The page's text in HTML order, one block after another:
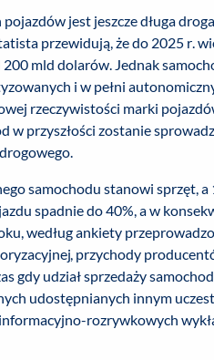
jest jeszcze długa
przewidują, że do 2025 r.
mld dolarów. Jednak
i w pełni
rzeczywistości marki
w przyszłości zostanie
samochodu stanowi sprzęt, a
spadnie do 40%, a w
według ankiety
przychody
gdy udział sprzedaży
udostępnianych innym
rozrywkowych